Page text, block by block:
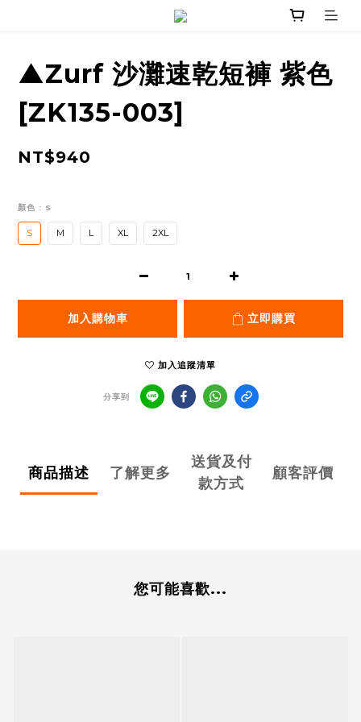
▲Zurf 沙灘速乾短褲 紫色
[ZK135-003]
NT$940
顏色 : S
S M L XL 2XL
加入購物車 立即購買
加入追蹤清單
分享到
商品描述 了解更多
送貨及付
款方式
顧客評價
您可能喜歡...